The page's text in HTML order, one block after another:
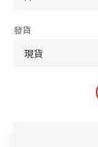
發貨